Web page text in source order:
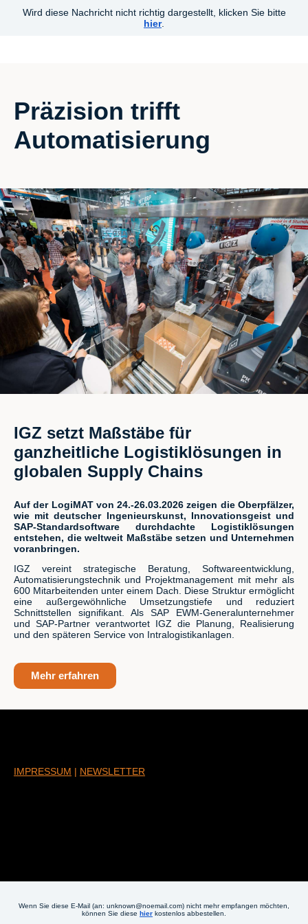
Wird diese Nachricht nicht richtig dargestellt, klicken Sie bitte
hier.
Präzision trifft
Automatisierung
IGZ setzt Maßstäbe für
ganzheitliche Logistiklösungen in
globalen Supply Chains
Auf der LogiMAT von 24.-26.03.2026 zeigen die Oberpfälzer,
wie mit deutscher Ingenieurskunst, Innovationsgeist und
SAP-Standardsoftware durchdachte Logistiklösungen
entstehen, die weltweit Maßstäbe setzen und Unternehmen
voranbringen.
IGZ vereint strategische Beratung, Softwareentwicklung,
Automatisierungstechnik und Projektmanagement mit mehr als
600 Mitarbeitenden unter einem Dach. Diese Struktur ermöglicht
eine außergewöhnliche Umsetzungstiefe und reduziert
Schnittstellen signifikant. Als SAP EWM-Generalunternehmer
und SAP-Partner verantwortet IGZ die Planung, Realisierung
und den späteren Service von Intralogistikanlagen.
Mehr erfahren
IMPRESSUM | NEWSLETTER
Wenn Sie diese E-Mail (an: unknown@noemail.com) nicht mehr empfangen möchten,
können Sie diese hier kostenlos abbestellen.